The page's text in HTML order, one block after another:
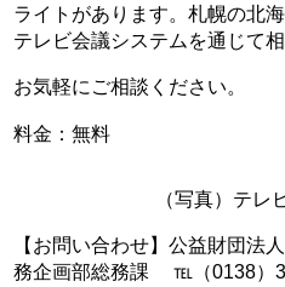
ライトがあります。札幌の北
テレビ会議システムを通じて
お気軽にご相談ください。
料金：無料
（写真）テレ
【お問い合わせ】公益財団
務企画部総務課 ℡（0138）